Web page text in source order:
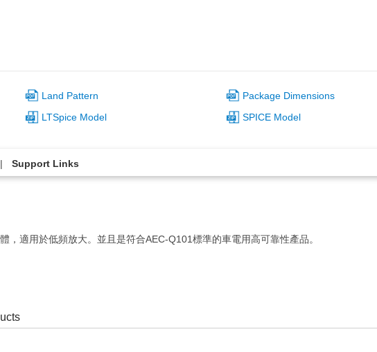
Land Pattern Package Dimensions
LTSpice Model SPICE Model
Support Links
，適用於低頻放大。並且是符合AEC-Q101標準的車電用高可靠性產品。